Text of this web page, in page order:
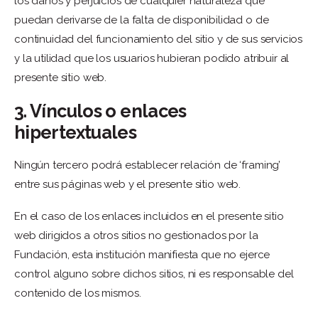
puedan derivarse de la falta de disponibilidad o de
continuidad del funcionamiento del sitio y de sus servicios
y la utilidad que los usuarios hubieran podido atribuir al
presente sitio web.
3. Vínculos o enlaces
hipertextuales
Ningún tercero podrá establecer relación de ‘framing’
entre sus páginas web y el presente sitio web.
En el caso de los enlaces incluidos en el presente sitio
web dirigidos a otros sitios no gestionados por la
Fundación, esta institución manifiesta que no ejerce
control alguno sobre dichos sitios, ni es responsable del
contenido de los mismos.